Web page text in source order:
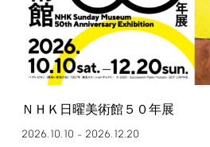
ＮＨＫ日曜美術館５０年展
2026.10.10 – 2026.12.20